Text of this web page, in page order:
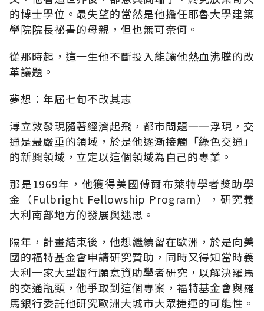
的博士學位。最失望的當然是他擔任耶魯大學建築
學院院長祕書的母親，但也無可奈何。
從那時起，這一生他不斷投入能讓他熱血沸騰的改
革議題。
夢想：年屆七旬不改其志
溥立敦發現隨著經濟起飛，都市問題一一浮現，交
通是最嚴重的領域，於是他逐漸接觸「綠色交通」
的新興領域，立定以這個領域為自己的專業。
那是1969年，他獲得美國傅爾布萊特學者獎助學
金（Fulbright Fellowship Program），研究義
大利南部地方的發展與迷思。
隔年，計畫結束後，他想繼續留在歐洲，於是向美
國的福特基金會申請研究贊助，同時又得知當時義
大利一家大型銀行願意資助學者研究，以解決羅馬
的交通瓶頸，他爭取到這個專案，福特基金會與羅
馬銀行委託他研究歐洲大城市大眾捷運的可能性。